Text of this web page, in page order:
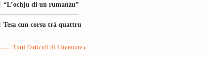
“L’ochju di un rumanzu”
Tesa cun corsu trà quattru
Tutti l'articuli di Literatura